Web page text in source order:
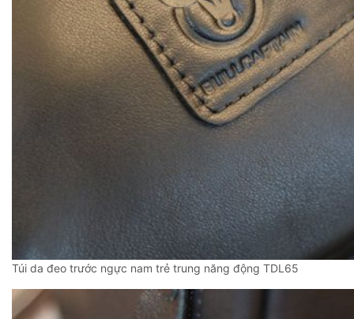
Túi da đeo trước ngực nam trẻ trung năng động TDL65